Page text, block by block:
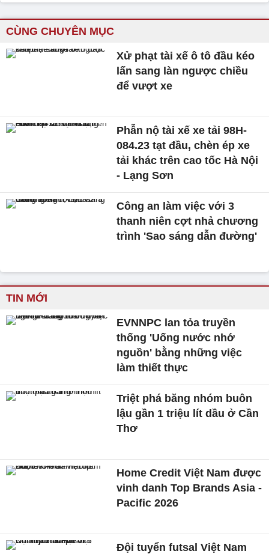
CÙNG CHUYÊN MỤC
Xử phạt tài xế ô tô đầu kéo
lấn sang làn ngược chiều
để vượt xe
Phẫn nộ tài xế xe tải 98H-
084.23 tạt đầu, chèn ép xe
tải khác trên cao tốc Hà Nội
- Lạng Sơn
Công an làm việc với 3
thanh niên cợt nhả chương
trình 'Sao sáng dẫn đường'
TIN MỚI
EVNNPC lan tỏa truyền
thống 'Uống nước nhớ
nguồn' bằng những việc
làm thiết thực
Triệt phá băng nhóm buôn
lậu gần 1 triệu lít dầu ở Cần
Thơ
Home Credit Việt Nam được
vinh danh Top Brands Asia -
Pacific 2026
Đội tuyển futsal Việt Nam